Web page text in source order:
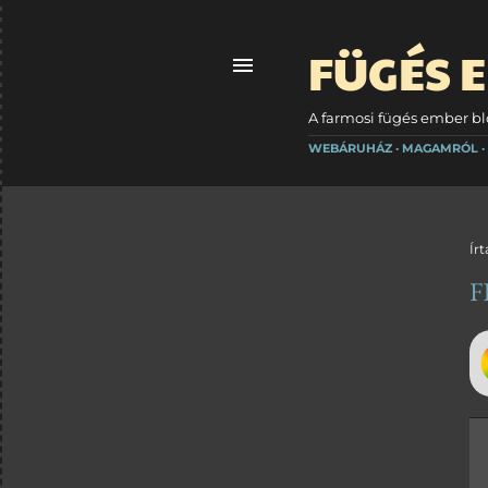
FÜGÉS
A farmosi fügés ember
WEBÁRUHÁZ MAGAMRÓL